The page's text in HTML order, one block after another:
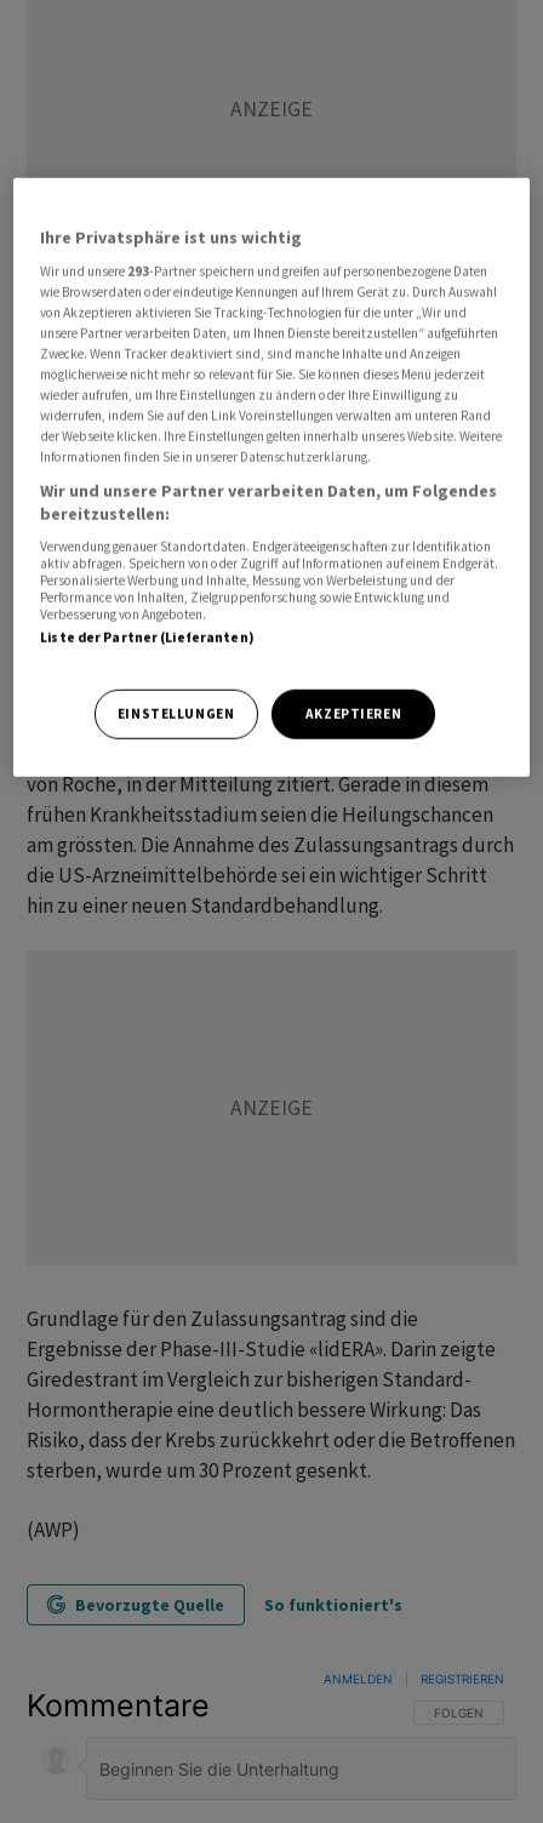
Die US-Arzneimittelbehörde FDA hat den
Zulassungsantrag für das Brustkrebsmittel zur
vorrangigen Prüfung angenommen, wie Roche am
Dienstag mitteilte. Das Medikament ist für die
adjuvante Behandlung von Erwachsenen mit
östrogenrezeptor-positivem, HER2-negativem
Brustkrebs im Frühstadium vorgesehen. Die
Entscheidung der FDA wird bis spätestens 30. November
2026 erwartet, wie das Unternehmen am Dienstag
mitteilte.
Hormontherapie von Brustkrebs im Frühstadium mit
Hormonrezeptor-Positivität (ER-positiv) seit vielen
von Roche, in der Mitteilung zitiert. Gerade in diesem
frühen Krankheitsstadium seien die Heilungschancen
am grössten. Die Annahme des Zulassungsantrags durch
die US-Arzneimittelbehörde sei ein wichtiger Schritt
hin zu einer neuen Standardbehandlung.
Grundlage für den Zulassungsantrag sind die
Ergebnisse der Phase-III-Studie «lidERA». Darin zeigte
Giredestrant im Vergleich zur bisherigen Standard-
Hormontherapie eine deutlich bessere Wirkung: Das
Risiko, dass der Krebs zurückkehrt oder die Betroffenen
sterben, wurde um 30 Prozent gesenkt.
(AWP)
Bevorzugte Quelle So funktioniert's
Kommentare FOLGE DIESER
FOLGEN
ANMELDEN REGISTRIEREN
Ihre Privatsphäre ist uns wichtig
Wir und unsere 293-Partner speichern und greifen auf personenbezogene Daten
wie Browserdaten oder eindeutige Kennungen auf Ihrem Gerät zu. Durch Auswahl
von Akzeptieren aktivieren Sie Tracking-Technologien für die unter „Wir und
unsere Partner verarbeiten Daten, um Ihnen Dienste bereitzustellen“ aufgeführten
Zwecke. Wenn Tracker deaktiviert sind, sind manche Inhalte und Anzeigen
möglicherweise nicht mehr so relevant für Sie. Sie können dieses Menü jederzeit
wieder aufrufen, um Ihre Einstellungen zu ändern oder Ihre Einwilligung zu
widerrufen, indem Sie auf den Link Voreinstellungen verwalten am unteren Rand
der Webseite klicken. Ihre Einstellungen gelten innerhalb unseres Website. Weitere
Informationen finden Sie in unserer Datenschutzerklärung.
Wir und unsere Partner verarbeiten Daten, um Folgendes
bereitzustellen:
Verwendung genauer Standortdaten. Endgeräteeigenschaften zur Identifikation
aktiv abfragen. Speichern von oder Zugriff auf Informationen auf einem Endgerät.
Personalisierte Werbung und Inhalte, Messung von Werbeleistung und der
Performance von Inhalten, Zielgruppenforschung sowie Entwicklung und
Verbesserung von Angeboten.
Liste der Partner (Lieferanten)
EINSTELLUNGEN AKZEPTIEREN